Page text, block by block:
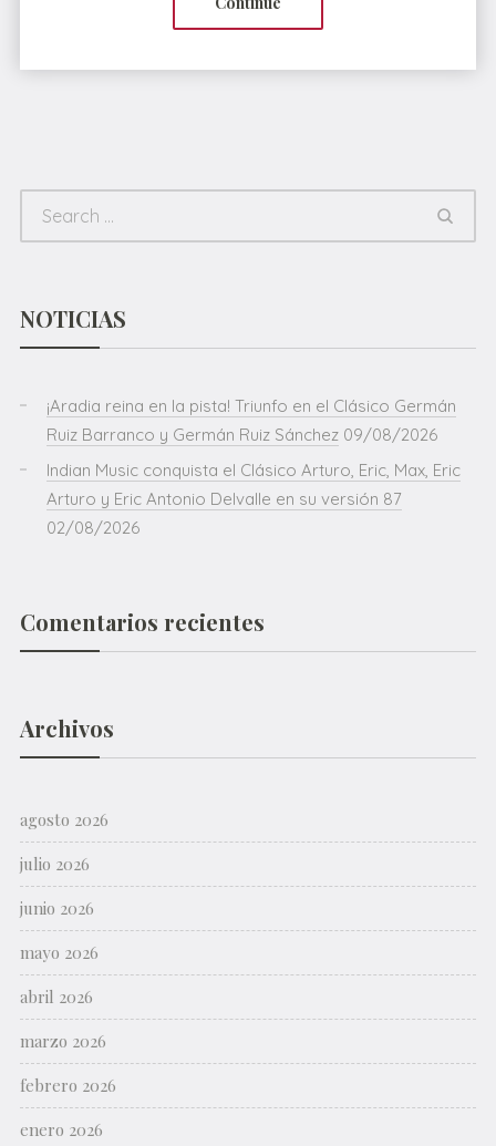
NOTICIAS
¡Aradia reina en la pista! Triunfo en el Clásico Germán
Ruiz Barranco y Germán Ruiz Sánchez 09/08/2026
Indian Music conquista el Clásico Arturo, Eric, Max, Eric
Arturo y Eric Antonio Delvalle en su versión 87
02/08/2026
Comentarios recientes
Archivos
agosto 2026
julio 2026
junio 2026
mayo 2026
abril 2026
marzo 2026
febrero 2026
enero 2026